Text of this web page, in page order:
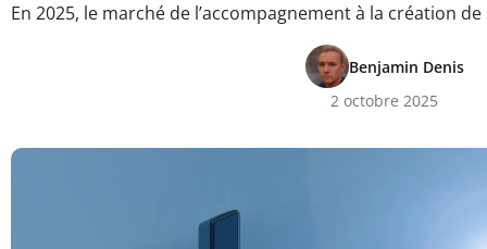
En 2025, le marché de l’accompagnement à la création
Benjamin Denis
2 octobre 2025